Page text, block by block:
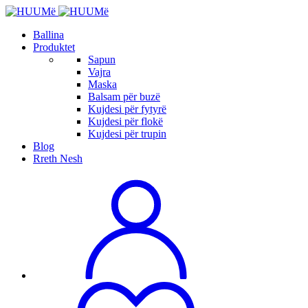
Ballina
Produktet
Sapun
Vajra
Maska
Balsam për buzë
Kujdesi për fytyrë
Kujdesi për flokë
Kujdesi për trupin
Blog
Rreth Nesh